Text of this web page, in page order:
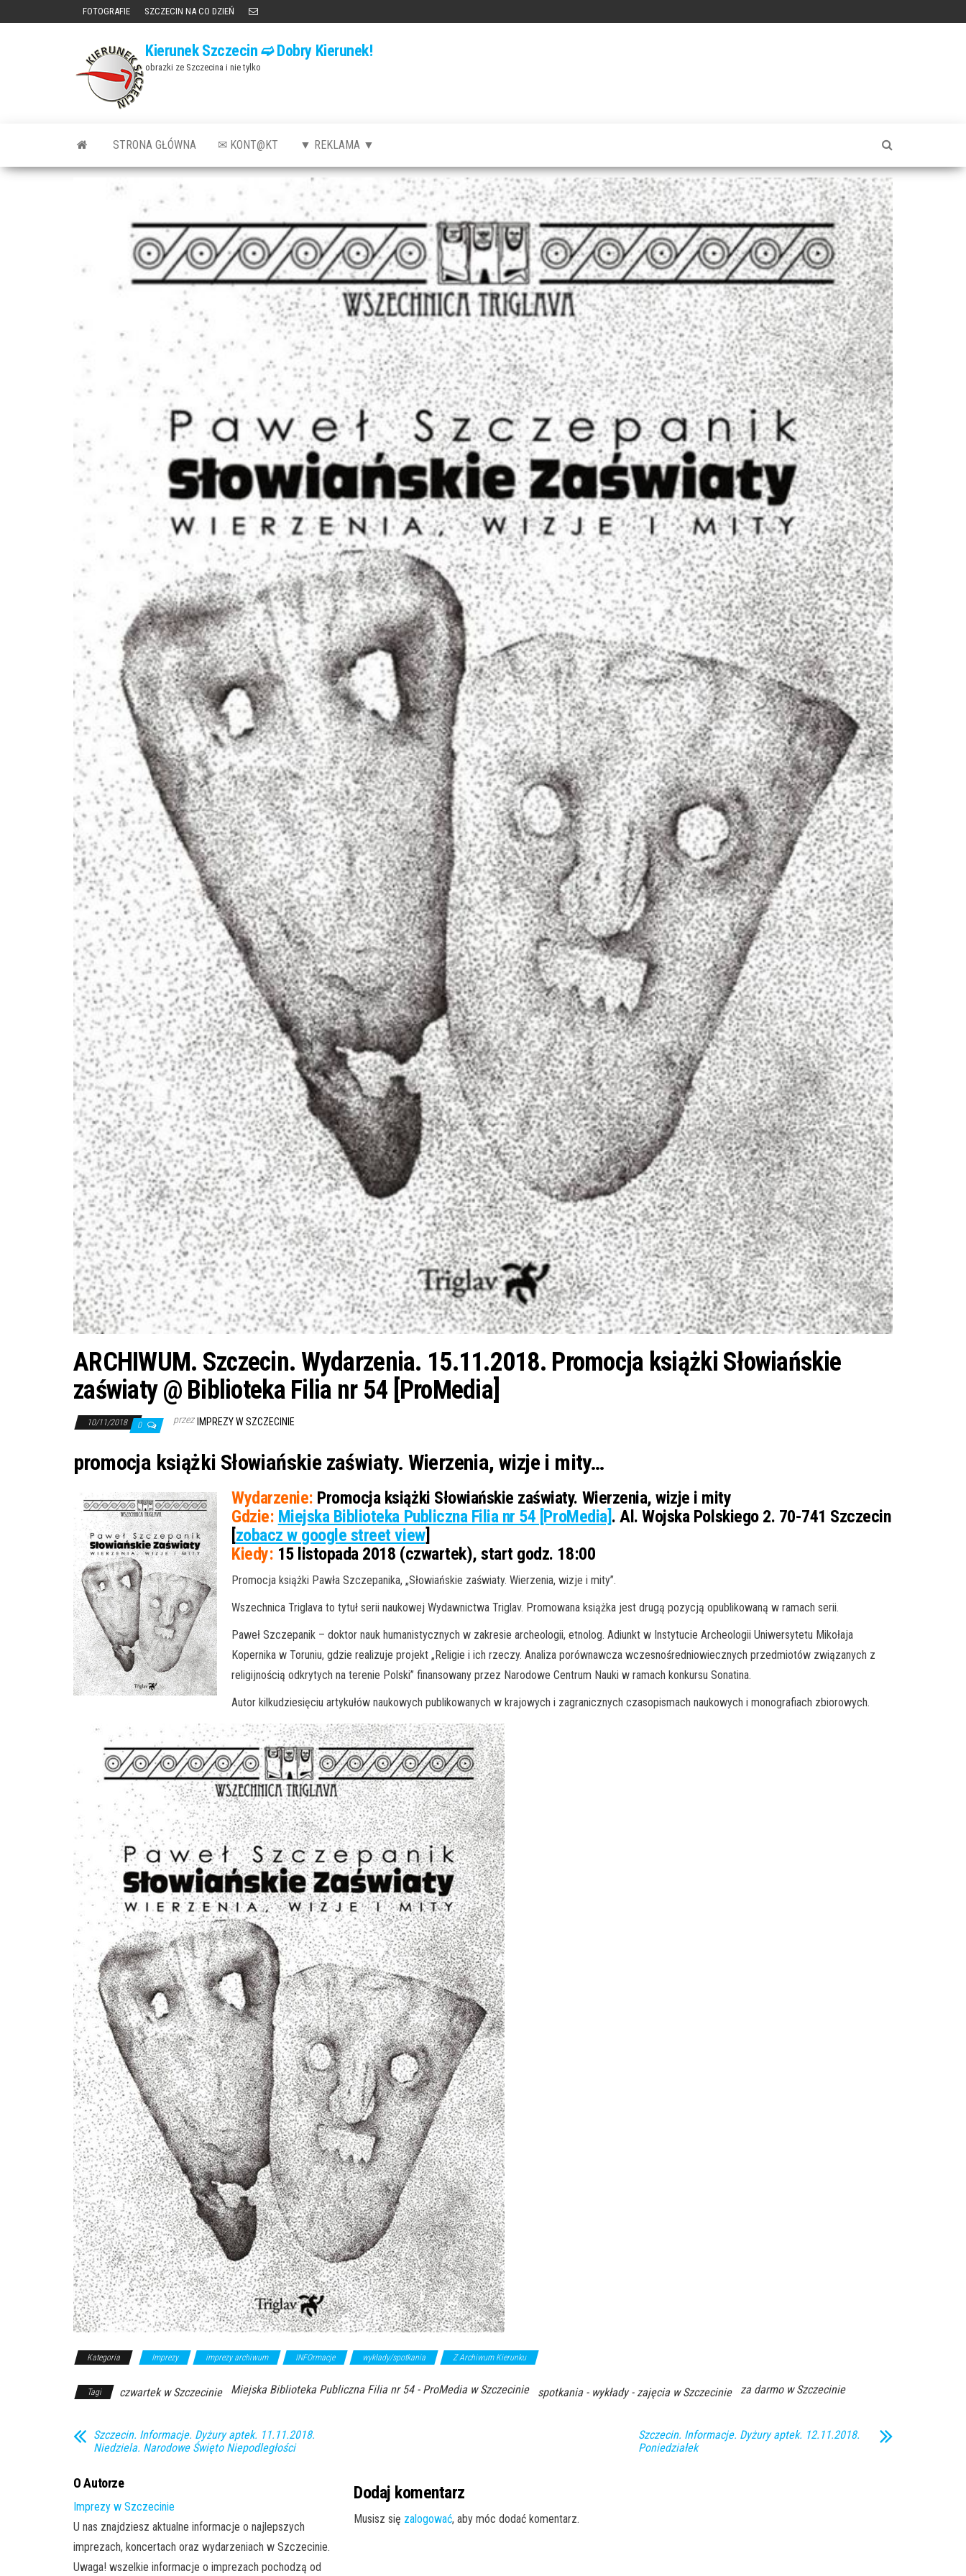
FOTOGRAFIE SZCZECIN NA CO DZIEŃ
Kierunek Szczecin ➫ Dobry Kierunek!
obrazki ze Szczecina i nie tylko
STRONA GŁÓWNA ✉ KONT@KT ▼ REKLAMA ▼
ARCHIWUM. Szczecin. Wydarzenia. 15.11.2018. Promocja książki Słowiańskie
zaświaty @ Biblioteka Filia nr 54 [ProMedia]
10/11/2018 0 przez IMPREZY W SZCZECINIE
promocja książki Słowiańskie zaświaty. Wierzenia, wizje i mity…
Wydarzenie: Promocja książki Słowiańskie zaświaty. Wierzenia, wizje i mity
Gdzie: Miejska Biblioteka Publiczna Filia nr 54 [ProMedia]. Al. Wojska Polskiego 2. 70-741 Szczecin
[zobacz w google street view]
Kiedy: 15 listopada 2018 (czwartek), start godz. 18:00
Promocja książki Pawła Szczepanika, „Słowiańskie zaświaty. Wierzenia, wizje i mity”.
Wszechnica Triglava to tytuł serii naukowej Wydawnictwa Triglav. Promowana książka jest drugą pozycją opublikowaną w ramach serii.
Paweł Szczepanik – doktor nauk humanistycznych w zakresie archeologii, etnolog. Adiunkt w Instytucie Archeologii Uniwersytetu Mikołaja
Kopernika w Toruniu, gdzie realizuje projekt „Religie i ich rzeczy. Analiza porównawcza wczesnośredniowiecznych przedmiotów związanych z
religijnością odkrytych na terenie Polski” finansowany przez Narodowe Centrum Nauki w ramach konkursu Sonatina.
Autor kilkudziesięciu artykułów naukowych publikowanych w krajowych i zagranicznych czasopismach naukowych i monografiach zbiorowych.
Kategoria Imprezy imprezy archiwum INFOrmacje wykłady/spotkania Z Archiwum Kierunku
Tagi czwartek w Szczecinie Miejska Biblioteka Publiczna Filia nr 54 - ProMedia w Szczecinie spotkania - wykłady - zajęcia w Szczecinie za darmo w Szczecinie
Szczecin. Informacje. Dyżury aptek. 11.11.2018.
Niedziela. Narodowe Święto Niepodległości
Szczecin. Informacje. Dyżury aptek. 12.11.2018.
Poniedziałek
O Autorze
Imprezy w Szczecinie
U nas znajdziesz aktualne informacje o najlepszych
imprezach, koncertach oraz wydarzeniach w Szczecinie.
Uwaga! wszelkie informacje o imprezach pochodzą od
Dodaj komentarz
Musisz się zalogować, aby móc dodać komentarz.